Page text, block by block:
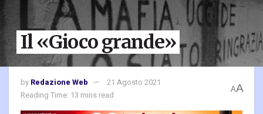
Il «Gioco grande»
by Redazione Web
21 Agosto 2021
Reading Time: 13 mins read
AA